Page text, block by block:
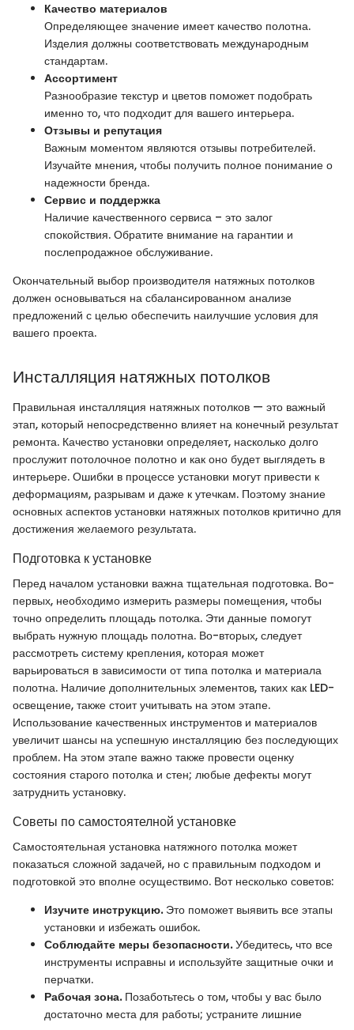
Качество материалов
Определяющее значение имеет качество полотна.
Изделия должны соответствовать международным
стандартам.
Ассортимент
Разнообразие текстур и цветов поможет подобрать
именно то, что подходит для вашего интерьера.
Отзывы и репутация
Важным моментом являются отзывы потребителей.
Изучайте мнения, чтобы получить полное понимание о
надежности бренда.
Сервис и поддержка
Наличие качественного сервиса – это залог
спокойствия. Обратите внимание на гарантии и
послепродажное обслуживание.
Окончательный выбор производителя натяжных потолков
должен основываться на сбалансированном анализе
предложений с целью обеспечить наилучшие условия для
вашего проекта.
Инсталляция натяжных потолков
Правильная инсталляция натяжных потолков — это важный
этап, который непосредственно влияет на конечный результат
ремонта. Качество установки определяет, насколько долго
прослужит потолочное полотно и как оно будет выглядеть в
интерьере. Ошибки в процессе установки могут привести к
деформациям, разрывам и даже к утечкам. Поэтому знание
основных аспектов установки натяжных потолков критично для
достижения желаемого результата.
Подготовка к установке
Перед началом установки важна тщательная подготовка. Во-
первых, необходимо измерить размеры помещения, чтобы
точно определить площадь потолка. Эти данные помогут
выбрать нужную площадь полотна. Во-вторых, следует
рассмотреть систему крепления, которая может
варьироваться в зависимости от типа потолка и материала
полотна. Наличие дополнительных элементов, таких как LED-
освещение, также стоит учитывать на этом этапе.
Использование качественных инструментов и материалов
увеличит шансы на успешную инсталляцию без последующих
проблем. На этом этапе важно также провести оценку
состояния старого потолка и стен; любые дефекты могут
затруднить установку.
Советы по самостоятелной установке
Самостоятельная установка натяжного потолка может
показаться сложной задачей, но с правильным подходом и
подготовкой это вполне осуществимо. Вот несколько советов:
Изучите инструкцию.Это поможет выявить все этапы
установки и избежать ошибок.
Соблюдайте меры безопасности.Убедитесь, что все
инструменты исправны и используйте защитные очки и
перчатки.
Рабочая зона.Позаботьтесь о том, чтобы у вас было
достаточно места для работы; устраните лишние